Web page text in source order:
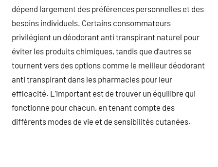
dépend largement des préférences personnelles et des
besoins individuels. Certains consommateurs
privilégient un déodorant anti transpirant naturel pour
éviter les produits chimiques, tandis que d’autres se
tournent vers des options comme le meilleur déodorant
anti transpirant dans les pharmacies pour leur
efficacité. L’important est de trouver un équilibre qui
fonctionne pour chacun, en tenant compte des
différents modes de vie et de sensibilités cutanées.